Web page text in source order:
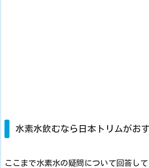
水素水飲むなら日本トリムがお
ここまで水素水の疑問について回答して